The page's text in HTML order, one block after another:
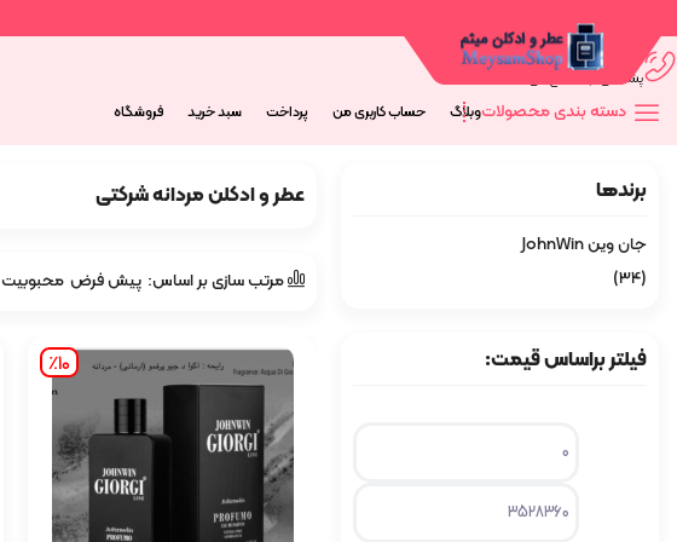
09044673563
پشتیانی از 9 صبح الی 20 شب
دسته بندی محصولاتوبلاگ حساب کاربری من پرداخت سبد خرید فروشگاه
برندها
جان وین JohnWin
(34)
فیلتر براساس قیمت:
عطر و ادکلن مردانه شرکتی
مرتب سازی بر اساس: پیش فرض محبوبیت
٪10